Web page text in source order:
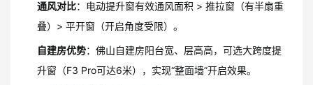
通风对比：电动提升窗有效通风面积 > 推拉窗（有半扇重
叠）> 平开窗（开启角度受限）。
自建房优势：佛山自建房阳台宽、层高高，可选大跨度提
升窗（F3 Pro可达6米），实现“整面墙”开启效果。